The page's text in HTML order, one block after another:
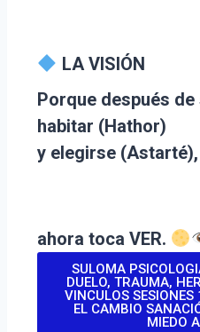
LA VISIÓN
Porque después
habitar (Hathor)
y elegirse (Astarté),
ahora toca VER.
SULOMA
DUELO, TRAUMA,
VINCULOS
EL CAMBIO
MIEDO